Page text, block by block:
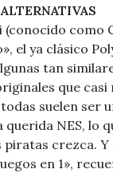
(conocido como
el ya clásico
tan
que
suelen ser
NES, lo
crezca. Y
en 1»,